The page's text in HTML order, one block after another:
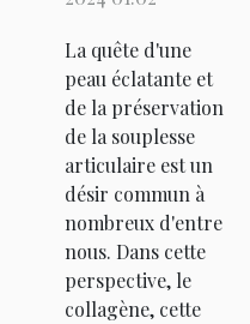
pour la peau
et les
articulations
La quête d'une
peau éclatante et
de la préservation
de la souplesse
articulaire est un
désir commun à
nombreux d'entre
nous. Dans cette
perspective, le
collagène, cette